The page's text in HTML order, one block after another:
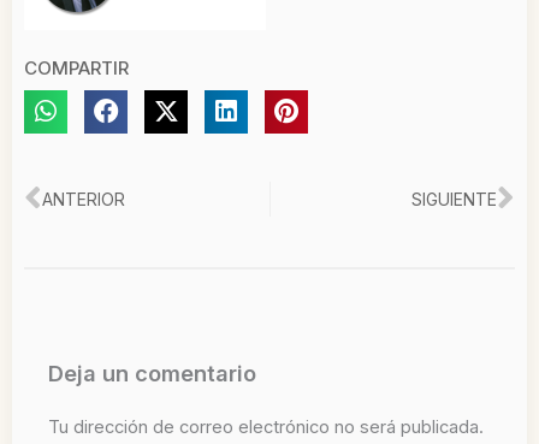
COMPARTIR
Ant
ANTERIOR SIGUIENTE
Deja un comentario
Tu dirección de correo electrónico no será publicada.